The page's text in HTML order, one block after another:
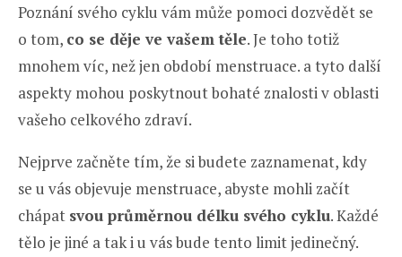
Poznání svého cyklu vám může pomoci dozvědět se
o tom, co se děje ve vašem těle. Je toho totiž
mnohem víc, než jen období menstruace. a tyto další
aspekty mohou poskytnout bohaté znalosti v oblasti
vašeho celkového zdraví.
Nejprve začněte tím, že si budete zaznamenat, kdy
se u vás objevuje menstruace, abyste mohli začít
chápat svou průměrnou délku svého cyklu. Každé
tělo je jiné a tak i u vás bude tento limit jedinečný.